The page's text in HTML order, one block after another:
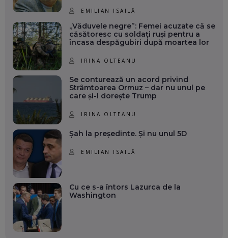
EMILIAN ISAILĂ
„Văduvele negre”: Femei acuzate că se
căsătoresc cu soldați ruși pentru a
încasa despăgubiri după moartea lor
IRINA OLTEANU
Se conturează un acord privind
Strâmtoarea Ormuz – dar nu unul pe
care și-l dorește Trump
IRINA OLTEANU
Șah la președinte. Și nu unul 5D
EMILIAN ISAILĂ
Cu ce s-a întors Lazurca de la
Washington